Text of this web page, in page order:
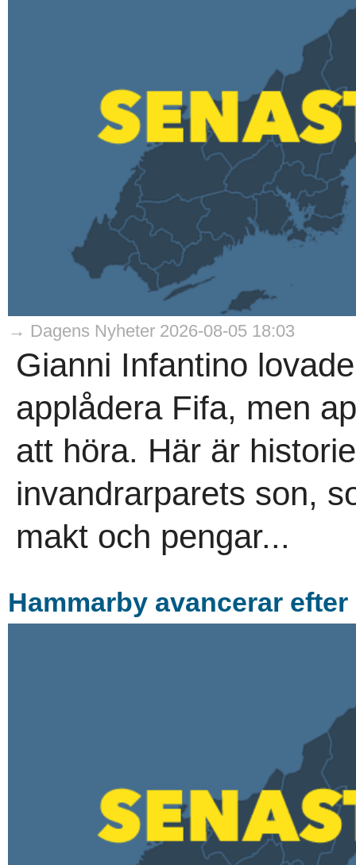
→ Dagens Nyheter 2026-08-05 18:03
Gianni Infantino
applådera Fifa, men
att höra. Här är
invandrarparets son,
makt och pengar...
Hammarby avancerar